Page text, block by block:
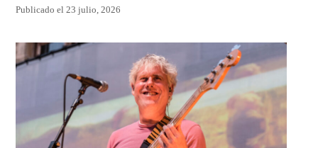
Publicado el 23 julio, 2026